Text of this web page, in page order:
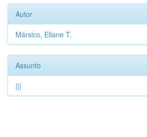
Autor
Mársico, Eliane T.
Assunto
|||